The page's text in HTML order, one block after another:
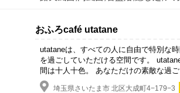
おふろcafé utatane
utataneは、すべての人に自由で特別な時
を過ごしていただける空間です。
間は十人十色。 あなただけの素敵な過
埼玉県さいたま市 北区大成町4−179−3